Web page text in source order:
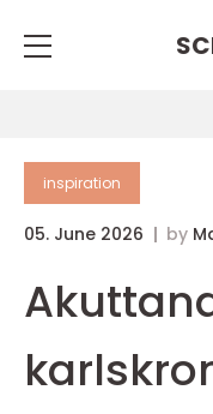
inspiration
05. June 2026 by